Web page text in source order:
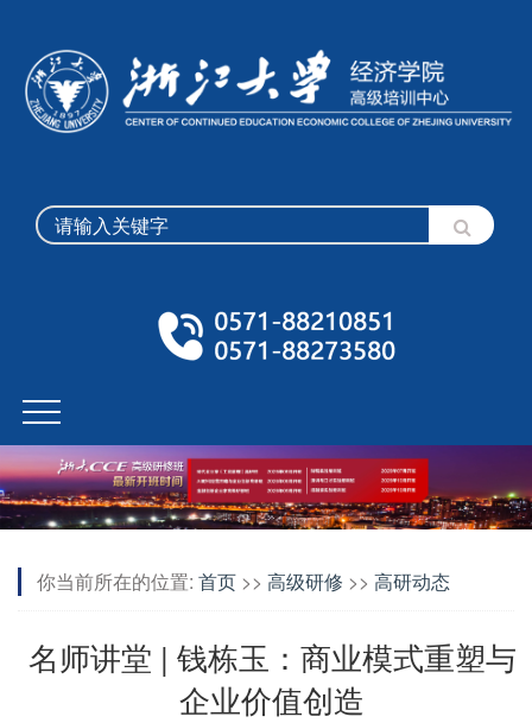
你当前所在的位置: 首页 >> 高级研修 >> 高研动态
名师讲堂 | 钱栋玉：商业模式重塑与
企业价值创造